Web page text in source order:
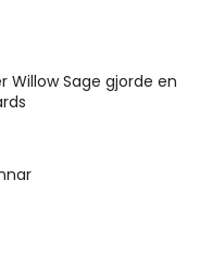
Willow Sage gjorde en